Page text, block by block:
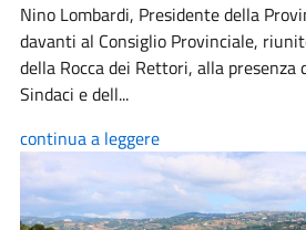
Nino Lombardi, Presidente della
davanti al Consiglio Provinciale,
della Rocca dei Rettori, alla
Sindaci e dell...
continua a leggere